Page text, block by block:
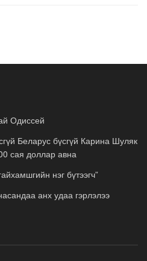
Одиссей
Беларус бүсгүй Карина Шуляк
сая доллар авна
нэг бүтээгч”
анх удаа гэрлэлээ